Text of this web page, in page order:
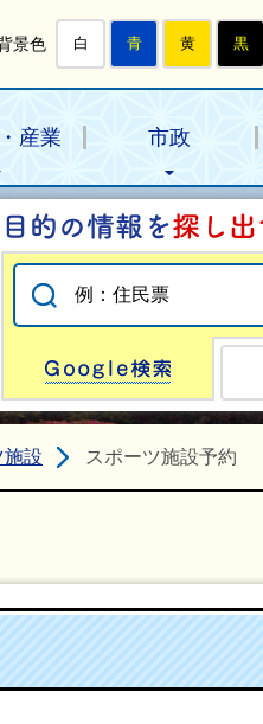
景色 白 青 黄 黒
産業 市政
施設 スポーツ施設予約